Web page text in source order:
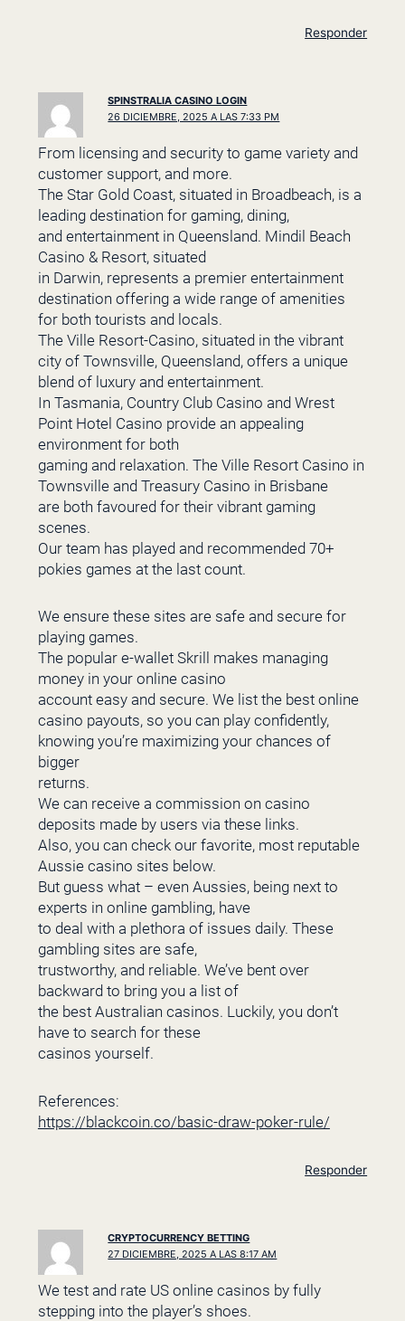
Responder
SPINSTRALIA CASINO LOGIN
26 DICIEMBRE, 2025 A LAS 7:33 PM
From licensing and security to game variety and
customer support, and more.
The Star Gold Coast, situated in Broadbeach, is a
leading destination for gaming, dining,
and entertainment in Queensland. Mindil Beach
Casino & Resort, situated
in Darwin, represents a premier entertainment
destination offering a wide range of amenities
for both tourists and locals.
The Ville Resort-Casino, situated in the vibrant
city of Townsville, Queensland, offers a unique
blend of luxury and entertainment.
In Tasmania, Country Club Casino and Wrest
Point Hotel Casino provide an appealing
environment for both
gaming and relaxation. The Ville Resort Casino in
Townsville and Treasury Casino in Brisbane
are both favoured for their vibrant gaming
scenes.
Our team has played and recommended 70+
pokies games at the last count.
We ensure these sites are safe and secure for
playing games.
The popular e-wallet Skrill makes managing
money in your online casino
account easy and secure. We list the best online
casino payouts, so you can play confidently,
knowing you’re maximizing your chances of
bigger
returns.
We can receive a commission on casino
deposits made by users via these links.
Also, you can check our favorite, most reputable
Aussie casino sites below.
But guess what – even Aussies, being next to
experts in online gambling, have
to deal with a plethora of issues daily. These
gambling sites are safe,
trustworthy, and reliable. We’ve bent over
backward to bring you a list of
the best Australian casinos. Luckily, you don’t
have to search for these
casinos yourself.
References:
https://blackcoin.co/basic-draw-poker-rule/
Responder
CRYPTOCURRENCY BETTING
27 DICIEMBRE, 2025 A LAS 8:17 AM
We test and rate US online casinos by fully
stepping into the player’s shoes.